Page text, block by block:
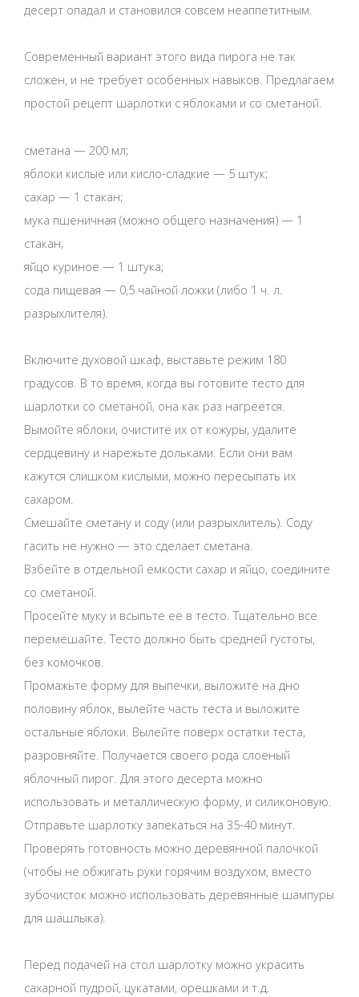
десерт опадал и становился совсем неаппетитным.
Современный вариант этого вида пирога не так
сложен, и не требует особенных навыков. Предлагаем
простой рецепт шарлотки с яблоками и со сметаной.
сметана — 200 мл;
яблоки кислые или кисло-сладкие — 5 штук;
сахар — 1 стакан;
мука пшеничная (можно общего назначения) — 1
стакан;
яйцо куриное — 1 штука;
сода пищевая — 0,5 чайной ложки (либо 1 ч. л.
разрыхлителя).
Включите духовой шкаф, выставьте режим 180
градусов. В то время, когда вы готовите тесто для
шарлотки со сметаной, она как раз нагреется.
Вымойте яблоки, очистите их от кожуры, удалите
сердцевину и нарежьте дольками. Если они вам
кажутся слишком кислыми, можно пересыпать их
сахаром.
Смешайте сметану и соду (или разрыхлитель). Соду
гасить не нужно — это сделает сметана.
Взбейте в отдельной емкости сахар и яйцо, соедините
со сметаной.
Просейте муку и всыпьте ее в тесто. Тщательно все
перемешайте. Тесто должно быть средней густоты,
без комочков.
Промажьте форму для выпечки, выложите на дно
половину яблок, вылейте часть теста и выложите
остальные яблоки. Вылейте поверх остатки теста,
разровняйте. Получается своего рода слоеный
яблочный пирог. Для этого десерта можно
использовать и металлическую форму, и силиконовую.
Отправьте шарлотку запекаться на 35-40 минут.
Проверять готовность можно деревянной палочкой
(чтобы не обжигать руки горячим воздухом, вместо
зубочисток можно использовать деревянные шампуры
для шашлыка).
Перед подачей на стол шарлотку можно украсить
сахарной пудрой, цукатами, орешками и т.д.